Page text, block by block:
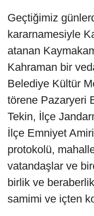
Geçtiğimiz
kararnamesiyle
atanan
Kahraman bir
Belediye Kültür
törene Pazaryeri
Tekin, İlçe
İlçe Emniyet
protokolü,
vatandaşlar ve
birlik ve
samimi ve içten